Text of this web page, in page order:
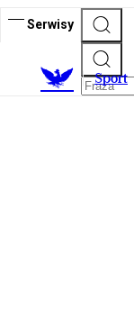
Serwisy
Sport